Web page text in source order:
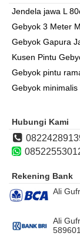
Jendela jawa L
Gebyok 3 Meter
Gebyok Gapura
Kusen Pintu
Gebyok pintu
Gebyok
Hubungi Kami
Rekening Bank
Ali
Ali